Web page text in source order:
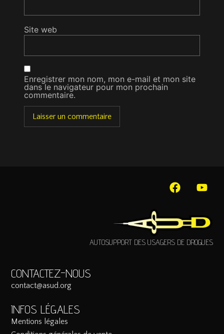
Site web
Enregistrer mon nom, mon e-mail et mon site
dans le navigateur pour mon prochain
commentaire.
AUTOSUPPORT DES USAGERS DE DROGUES
CONTACTEZ-NOUS
contact@asud.org
INFOS LÉGALES
Mentions légales